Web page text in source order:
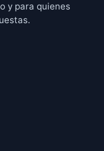
y para quienes